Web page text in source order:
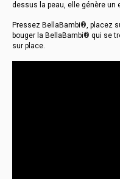
dessus la peau, elle génère un
Pressez BellaBambi®, placez
bouger la BellaBambi® qui se
sur place.